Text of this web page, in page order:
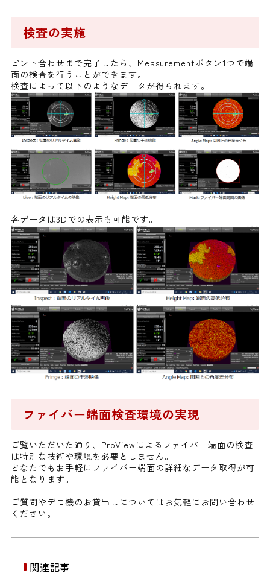
検査の実施
ピント合わせまで完了したら、Measurementボタン1つで端
面の検査を行うことができます。
検査によって以下のようなデータが得られます。
各データは3Dでの表示も可能です。
ファイバー端面検査環境の実現
ご覧いただいた通り、ProViewによるファイバー端面の検査
は特別な技術や環境を必要としません。
どなたでもお手軽にファイバー端面の詳細なデータ取得が可
能となります。
ご質問やデモ機のお貸出しについてはお気軽にお問い合わせ
ください。
関連記事